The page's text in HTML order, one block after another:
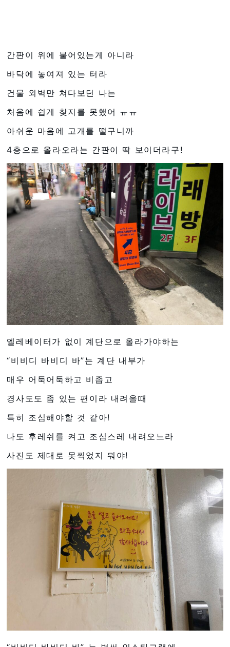
간판이 위에 붙어있는게 아니라
바닥에 놓여져 있는 터라
건물 외벽만 쳐다보던 나는
처음에 쉽게 찾지를 못했어 ㅠㅠ
아쉬운 마음에 고개를 떨구니까
4층으로 올라오라는 간판이 딱 보이더라구!
엘레베이터가 없이 계단으로 올라가야하는
“비비디 바비디 바”는 계단 내부가
매우 어둑어둑하고 비좁고
경사도도 좀 있는 편이라 내려올때
특히 조심해야할 것 같아!
나도 후레쉬를 켜고 조심스레 내려오느라
사진도 제대로 못찍었지 뭐야!